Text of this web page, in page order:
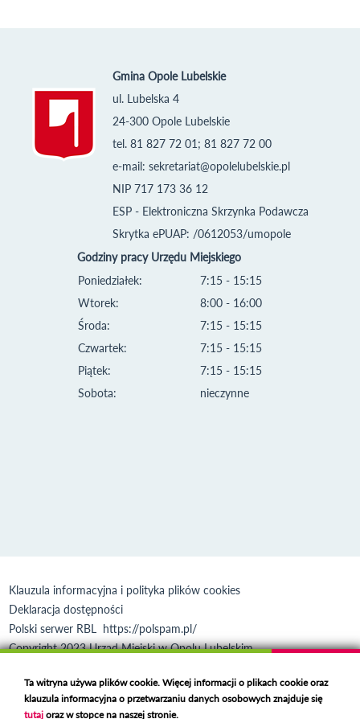
Gmina Opole Lubelskie
ul. Lubelska 4
24-300 Opole Lubelskie
tel. 81 827 72 01; 81 827 72 00
e-mail: sekretariat@opolelubelskie.pl
NIP 717 173 36 12
ESP - Elektroniczna Skrzynka Podawcza
Skrytka ePUAP: /0612053/umopole
Godziny pracy Urzędu Miejskiego
Poniedziałek:
Wtorek:
Środa:
Czwartek:
Piątek:
Sobota:
7:15 - 15:15
8:00 - 16:00
7:15 - 15:15
7:15 - 15:15
7:15 - 15:15
nieczynne
Klauzula informacyjna i polityka plików cookies
Deklaracja dostępności
Polski serwer RBL https://polspam.pl/
Copyright 2023 Urząd Miejski w Opolu Lubelskim
Ta witryna używa plików cookie. Więcej informacji o plikach cookie oraz
klauzula informacyjna o przetwarzaniu danych osobowych znajduje się
tutajoraz w stopce na naszej stronie.